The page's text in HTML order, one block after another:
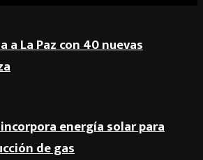
a La Paz con 40 nuevas
energía solar para
de gas